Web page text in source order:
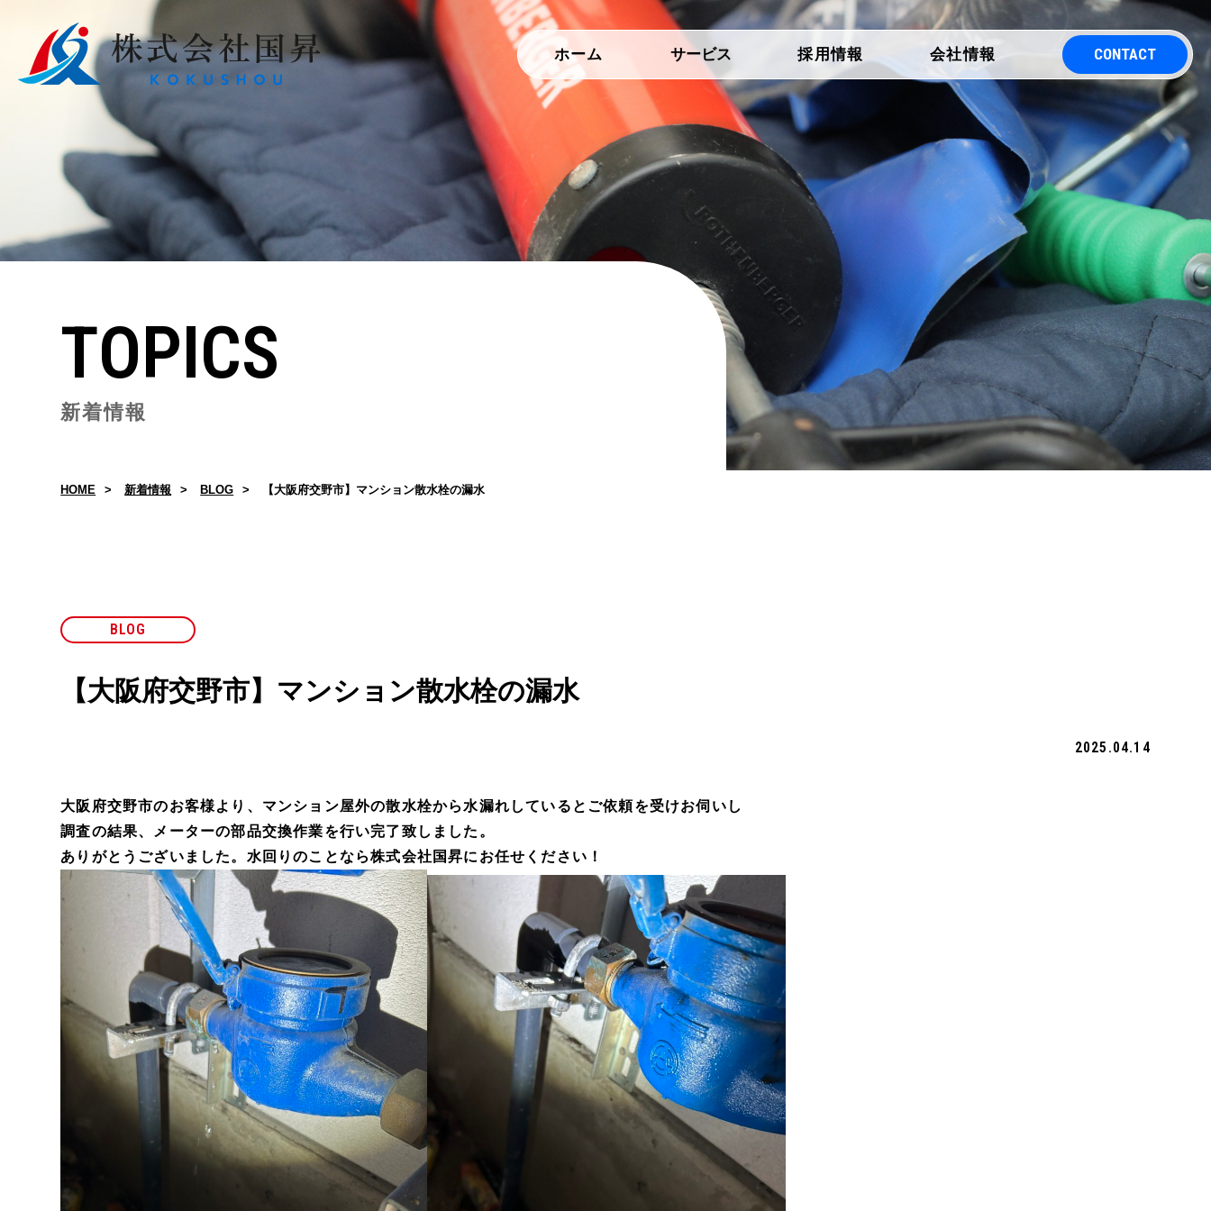
ホーム サービス 採用情報 会社情報 CONTACT
TOPICS
新着情報
HOME 新着情報 BLOG 【大阪府交野市】マンション散水栓の漏水
BLOG
【大阪府交野市】マンション散水栓の漏水
2025.04.14
大阪府交野市のお客様より、マンション屋外の散水栓から水漏れしているとご依頼を受けお伺いし
調査の結果、メーターの部品交換作業を行い完了致しました。
ありがとうございました。水回りのことなら株式会社国昇にお任せください！